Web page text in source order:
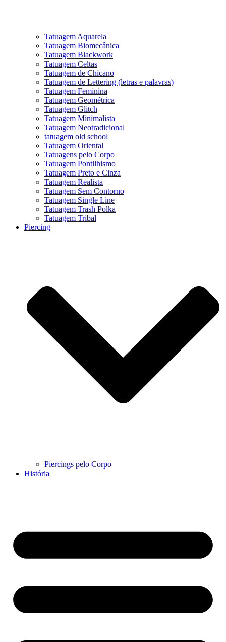
Tatuagem Aquarela
Tatuagem Biomecânica
Tatuagem Blackwork
Tatuagem Celtas
Tatuagem de Chicano
Tatuagem de Lettering (letras e palavras)
Tatuagem Feminina
Tatuagem Geométrica
Tatuagem Glitch
Tatuagem Minimalista
Tatuagem Neotradicional
tatuagem old school
Tatuagem Oriental
Tatuagens pelo Corpo
Tatuagem Pontilhismo
Tatuagem Preto e Cinza
Tatuagem Realista
Tatuagem Sem Contorno
Tatuagem Single Line
Tatuagem Trash Polka
Tatuagem Tribal
Piercing
Piercings pelo Corpo
História